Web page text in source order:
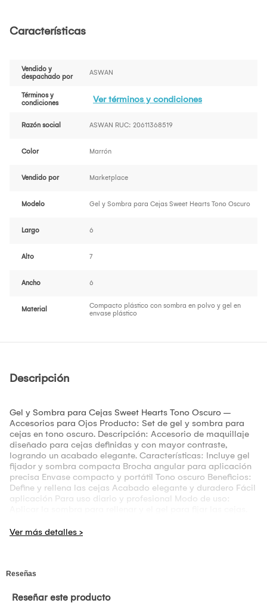
Características
Vendido y
despachado por
ASWAN
Términos y
condiciones
Ver términos y condiciones
Razón social ASWAN RUC: 20611368519
Color Marrón
Vendido por Marketplace
Modelo Gel y Sombra para Cejas Sweet Hearts Tono Oscuro
Largo 6
Alto 7
Ancho 6
Material
Compacto plástico con sombra en polvo y gel en
envase plástico
Descripción
Gel y Sombra para Cejas Sweet Hearts Tono Oscuro –
Accesorios para Ojos Producto: Set de gel y sombra para
cejas en tono oscuro. Descripción: Accesorio de maquillaje
diseñado para cejas definidas y con mayor contraste,
logrando un acabado elegante. Características: Incluye gel
fijador y sombra compacta Brocha angular para aplicación
precisa Envase compacto y portátil Tono oscuro Beneficios:
Define y rellena las cejas Acabado elegante y duradero Fácil
aplicación Para uso diario y profesional Modo de uso:
Peso total: 80 g